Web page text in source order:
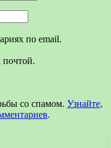
по email.
почтой.
со спамом. Узнайте,
.